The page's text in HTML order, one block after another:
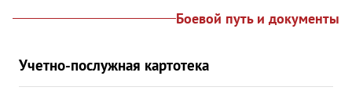
Боевой путь и документы
Учетно-послужная картотека